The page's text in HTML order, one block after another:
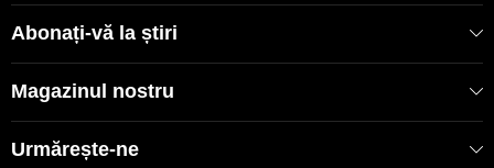
Abonați-vă la știri
Magazinul nostru
Urmărește-ne